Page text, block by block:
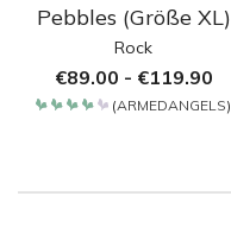
Pebbles (Größe XL)
Rock
€89.00 - €119.90
(ARMEDANGELS)